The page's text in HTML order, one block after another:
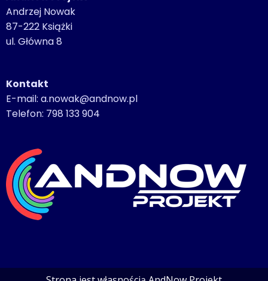
Andrzej Nowak
87-222 Książki
ul. Główna 8
Kontakt
E-mail: a.nowak@andnow.pl
Telefon: 798 133 904